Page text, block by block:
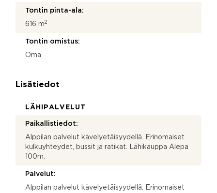
Tontin pinta-ala:
616 m2
Tontin omistus:
Oma
Lisätiedot
LÄHIPALVELUT
Paikallistiedot:
Alppilan palvelut kävelyetäisyydellä. Erinomaiset
kulkuyhteydet, bussit ja ratikat. Lähikauppa Alepa
100m.
Palvelut:
Alppilan palvelut kävelyetäisyydellä. Erinomaiset